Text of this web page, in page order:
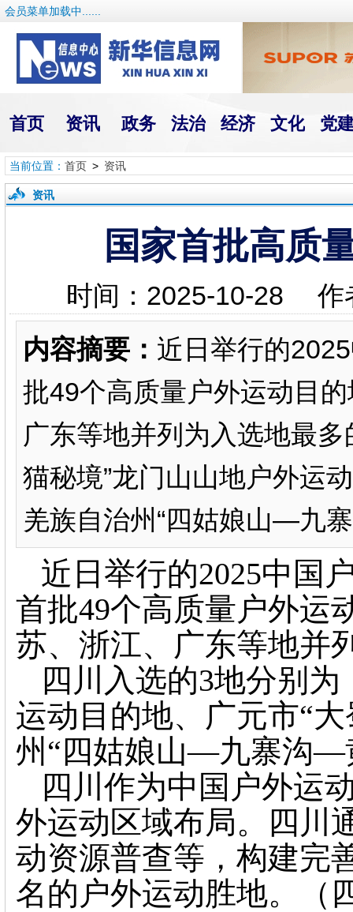
会员菜单加载中......
首页 资讯 政务 法治 经济 文化 党
当前位置： 首页> 资讯
资讯
国家首批高质
时间：2025-10-28
内容摘要： 近日举行的
批49个高质量户外运动目
广东等地并列为入选地最
猫秘境”龙门山山地户外运
羌族自治州“四姑娘山—九
近日举行的2025中国
首批49个高质量户外运
苏、浙江、广东等地并
四川入选的3地分别
运动目的地、广元市“
州“四姑娘山—九寨沟—
四川作为中国户外运
外运动区域布局。四川
动资源普查等，构建完
名的户外运动胜地。（